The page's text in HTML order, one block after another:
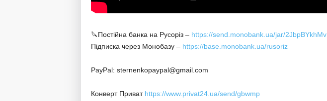
🔪Постійна банка на Русоріз – https://send.monobank.ua/jar/2JbpBYkhMv
Підписка через Монобазу – https://base.monobank.ua/rusoriz
PayPal: sternenkopaypal@gmail.com
Конверт Приват https://www.privat24.ua/send/gbwmp